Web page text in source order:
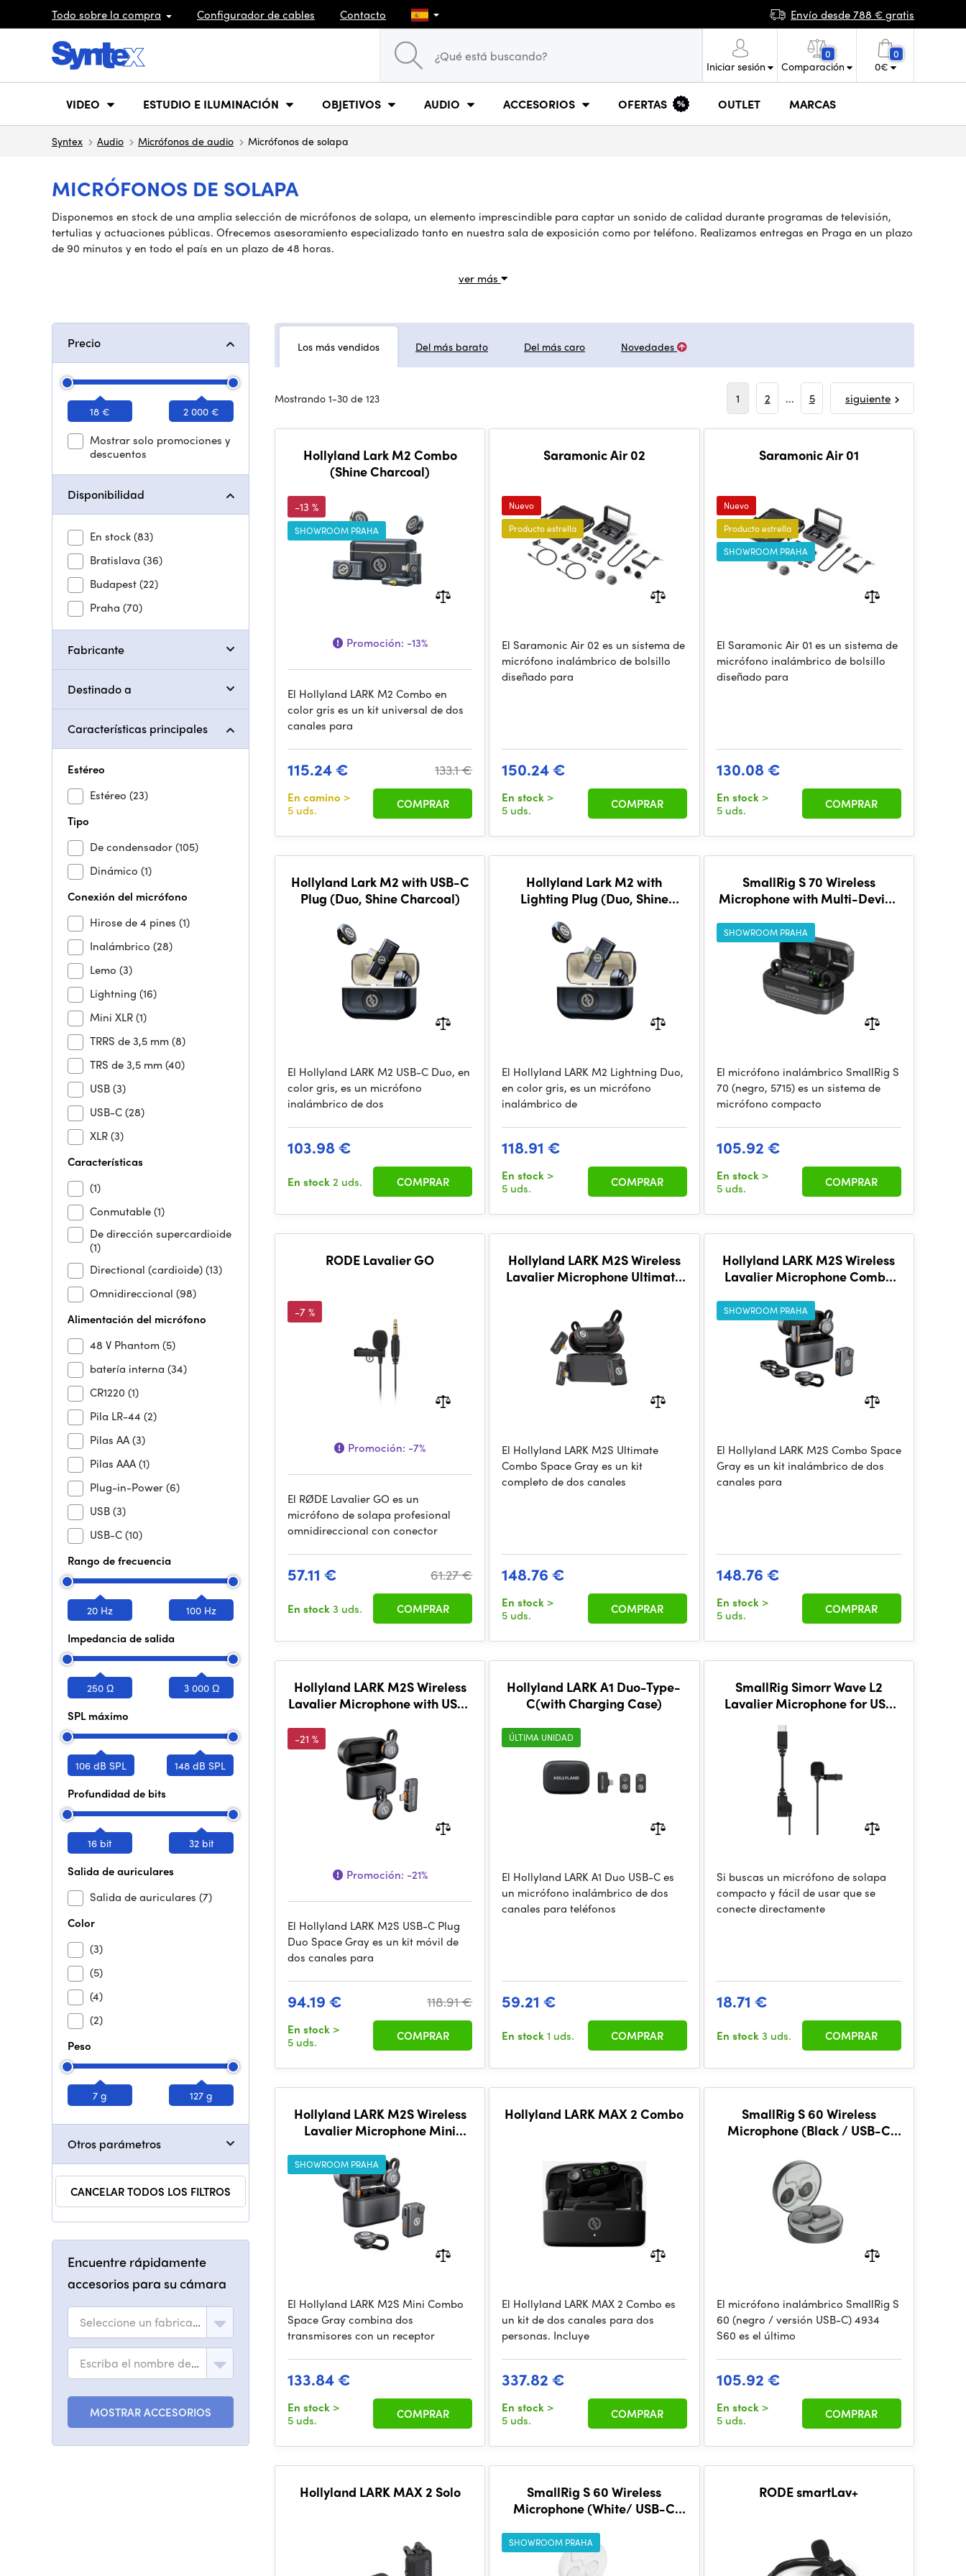
Todo sobre la compra Configurador de cables Contacto Envío desde 788 € gratis
Iniciar sesión
0
Comparación
0
0€
VIDEO ESTUDIO E ILUMINACIÓN OBJETIVOS AUDIO ACCESORIOS OFERTAS OUTLET MARCAS
Syntex Audio Micrófonos de audio Micrófonos de solapa
MICRÓFONOS DE SOLAPA
Disponemos en stock de una amplia selección de micrófonos de solapa, un elemento imprescindible para captar un sonido de calidad durante programas de televisión,
tertulias y actuaciones públicas. Ofrecemos asesoramiento especializado tanto en nuestra sala de exposición como por teléfono. Realizamos entregas en Praga en un plazo
de 90 minutos y en todo el país en un plazo de 48 horas.
ver más
Precio
18 € 2 000 €
Mostrar solo promociones y
descuentos
Disponibilidad
En stock(83)
Bratislava (36)
Budapest(22)
Praha (70)
Fabricante
Destinado a
Características principales
Estéreo
Estéreo (23)
Tipo
De condensador(105)
Dinámico (1)
Conexión del micrófono
Hirose de 4 pines (1)
Inalámbrico (28)
Lemo (3)
Lightning (16)
Mini XLR(1)
TRRS de 3,5 mm(8)
TRS de 3,5 mm(40)
USB(3)
USB-C(28)
XLR(3)
Características
(1)
Conmutable(1)
De dirección supercardioide
(1)
Directional (cardioide)(13)
Omnidireccional (98)
Alimentación del micrófono
48 V Phantom(5)
batería interna (34)
CR1220 (1)
Pila LR-44 (2)
Pilas AA(3)
Pilas AAA(1)
Plug-in-Power(6)
USB(3)
USB-C(10)
Rango de frecuencia
20 Hz 100 Hz
Impedancia de salida
250 Ω 3 000 Ω
SPL máximo
106 dB SPL 148 dB SPL
Profundidad de bits
16 bit 32 bit
Salida de auriculares
Salida de auriculares (7)
Color
(3)
(5)
(4)
(2)
Peso
7 g 127 g
Otros parámetros
CANCELAR TODOS LOS FILTROS
Encuentre rápidamente
accesorios para su cámara
Seleccione un fabricante
Escriba el nombre del modelo
MOSTRAR ACCESORIOS
Los más vendidos Del más barato Del más caro Novedades
Mostrando 1-30 de 123 1 2 ... 5 siguiente
Hollyland Lark M2 Combo
(Shine Charcoal)
-13 %
SHOWROOM PRAHA
Promoción: -13%
El Hollyland LARK M2 Combo en
color gris es un kit universal de dos
canales para
115.24 € 133.1 €
En camino >
5 uds.
COMPRAR
Saramonic Air 02
Nuevo
Producto estrella
El Saramonic Air 02 es un sistema de
micrófono inalámbrico de bolsillo
diseñado para
150.24 €
En stock >
5 uds.
COMPRAR
Saramonic Air 01
Nuevo
Producto estrella
SHOWROOM PRAHA
El Saramonic Air 01 es un sistema de
micrófono inalámbrico de bolsillo
diseñado para
130.08 €
En stock >
5 uds.
COMPRAR
Hollyland Lark M2 with USB-C
Plug (Duo, Shine Charcoal)
El Hollyland LARK M2 USB-C Duo, en
color gris, es un micrófono
inalámbrico de dos
103.98 €
En stock2 uds. COMPRAR
Hollyland Lark M2 with
Lighting Plug (Duo, Shine
El Hollyland LARK M2 Lightning Duo,
en color gris, es un micrófono
inalámbrico de
118.91 €
En stock >
5 uds.
COMPRAR
SmallRig S 70 Wireless
Microphone with Multi-Device
SHOWROOM PRAHA
El micrófono inalámbrico SmallRig S
70 (negro, 5715) es un sistema de
micrófono compacto
105.92 €
En stock >
5 uds.
COMPRAR
RODE Lavalier GO
-7 %
Promoción: -7%
El RØDE Lavalier GO es un
micrófono de solapa profesional
omnidireccional con conector
57.11 € 61.27 €
En stock3 uds. COMPRAR
Hollyland LARK M2S Wireless
Lavalier Microphone Ultimate
El Hollyland LARK M2S Ultimate
Combo Space Gray es un kit
completo de dos canales
148.76 €
En stock >
5 uds.
COMPRAR
Hollyland LARK M2S Wireless
Lavalier Microphone Combo
SHOWROOM PRAHA
El Hollyland LARK M2S Combo Space
Gray es un kit inalámbrico de dos
canales para
148.76 €
En stock >
5 uds.
COMPRAR
Hollyland LARK M2S Wireless
Lavalier Microphone with USB-
-21 %
Promoción: -21%
El Hollyland LARK M2S USB-C Plug
Duo Space Gray es un kit móvil de
dos canales para
94.19 € 118.91 €
En stock >
5 uds.
COMPRAR
Hollyland LARK A1 Duo-Type-
C(with Charging Case)
ÚLTIMA UNIDAD
El Hollyland LARK A1 Duo USB-C es
un micrófono inalámbrico de dos
canales para teléfonos
59.21 €
En stock1 uds. COMPRAR
SmallRig Simorr Wave L2
Lavalier Microphone for USB
Si buscas un micrófono de solapa
compacto y fácil de usar que se
conecte directamente
18.71 €
En stock3 uds. COMPRAR
Hollyland LARK M2S Wireless
Lavalier Microphone Mini
USB-C RX, Space Gray)
SHOWROOM PRAHA
El Hollyland LARK M2S Mini Combo
Space Gray combina dos
transmisores con un receptor
133.84 €
En stock >
5 uds.
COMPRAR
Hollyland LARK MAX 2 Combo
El Hollyland LARK MAX 2 Combo es
un kit de dos canales para dos
personas. Incluye
337.82 €
En stock >
5 uds.
COMPRAR
SmallRig S 60 Wireless
Microphone (Black / USB-C
El micrófono inalámbrico SmallRig S
60 (negro / versión USB-C) 4934
S60 es el último
105.92 €
En stock >
5 uds.
COMPRAR
Hollyland LARK MAX 2 Solo
SmallRig S 60 Wireless
Microphone (White/ USB-C
SHOWROOM PRAHA
RODE smartLav+